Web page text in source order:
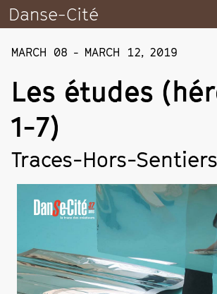
Danse-Cité
MARCH 08 - MARCH 12, 2019
Les études
1-7)
Traces-Hors-Sentiers